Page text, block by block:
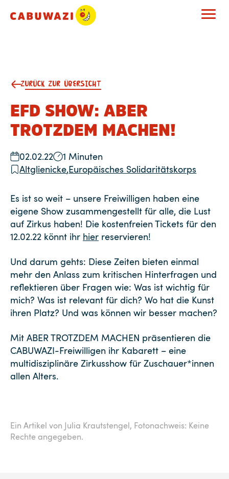
ZURÜCK ZUR ÜBERSICHT
EFD SHOW: ABER
TROTZDEM MACHEN!
02.02.22
1 Minuten
Altglienicke,Europäisches Solidaritätskorps
Es ist so weit – unsere Freiwilligen haben eine
eigene Show zusammengestellt für alle, die Lust
auf Zirkus haben! Die kostenfreien Tickets für den
12.02.22 könnt ihr hier reservieren!
Und darum gehts: Diese Zeiten bieten einmal
mehr den Anlass zum kritischen Hinterfragen und
reflektieren über Fragen wie: Was ist wichtig für
mich? Was ist relevant für dich? Wo hat die Kunst
ihren Platz? Und was können wir besser machen?
Mit ABER TROTZDEM MACHEN präsentieren die
CABUWAZI-Freiwilligen ihr Kabarett – eine
multidisziplinäre Zirkusshow für Zuschauer*innen
allen Alters.
Ein Artikel von Julia Krautstengel, Fotonachweis: Keine
Rechte angegeben.